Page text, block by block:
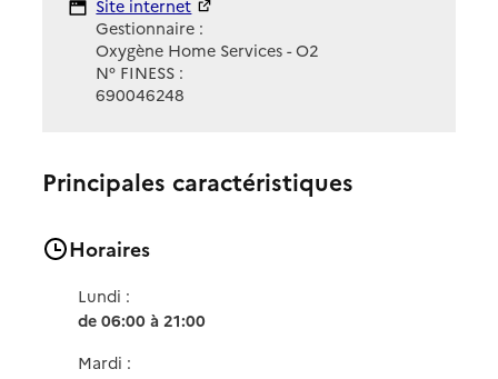
Site Internet
Site internet
Gestionnaire :
Oxygène Home Services - O2
N° FINESS :
690046248
Principales caractéristiques
Horaires
Lundi :
de 06:00 à 21:00
Mardi :